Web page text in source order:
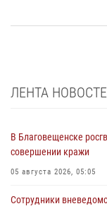
ЛЕНТА
В Благовещенске
совершении кражи
05 августа 2026, 05:05
Сотрудники